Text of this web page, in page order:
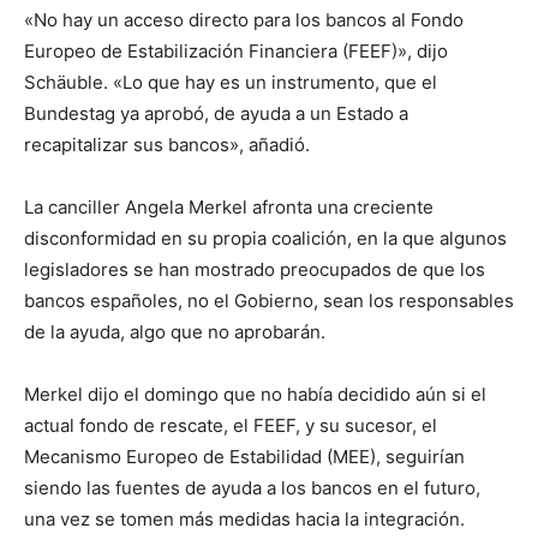
«No hay un acceso directo para los bancos al Fondo
Europeo de Estabilización Financiera (FEEF)», dijo
Schäuble. «Lo que hay es un instrumento, que el
Bundestag ya aprobó, de ayuda a un Estado a
recapitalizar sus bancos», añadió.
La canciller Angela Merkel afronta una creciente
disconformidad en su propia coalición, en la que algunos
legisladores se han mostrado preocupados de que los
bancos españoles, no el Gobierno, sean los responsables
de la ayuda, algo que no aprobarán.
Merkel dijo el domingo que no había decidido aún si el
actual fondo de rescate, el FEEF, y su sucesor, el
Mecanismo Europeo de Estabilidad (MEE), seguirían
siendo las fuentes de ayuda a los bancos en el futuro,
una vez se tomen más medidas hacia la integración.